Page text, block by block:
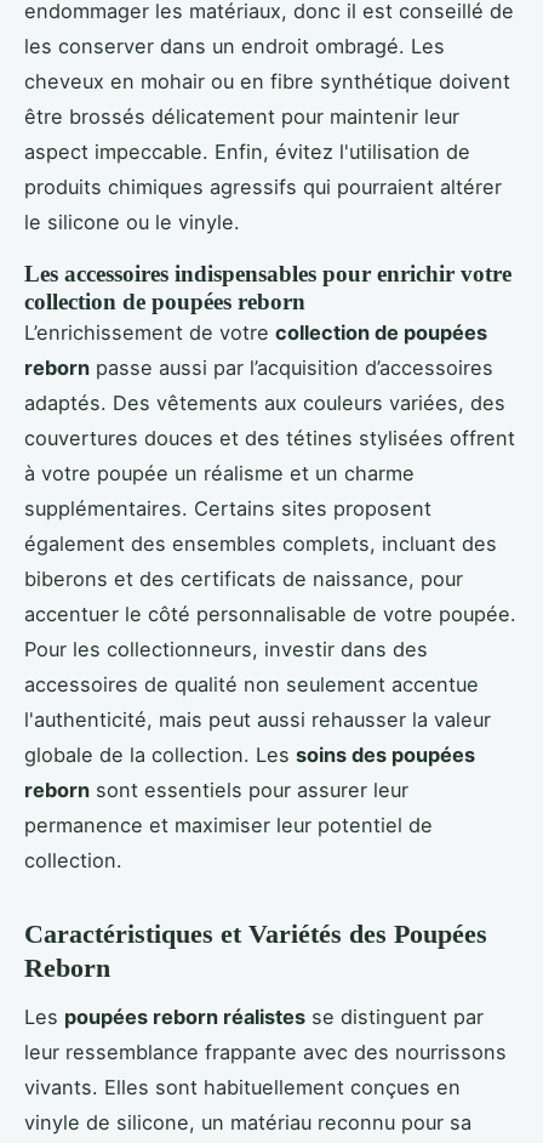
endommager les matériaux, donc il est conseillé de
les conserver dans un endroit ombragé. Les
cheveux en mohair ou en fibre synthétique doivent
être brossés délicatement pour maintenir leur
aspect impeccable. Enfin, évitez l'utilisation de
produits chimiques agressifs qui pourraient altérer
le silicone ou le vinyle.
Les accessoires indispensables pour enrichir votre
collection de poupées reborn
L’enrichissement de votre collection de poupées
reborn passe aussi par l’acquisition d’accessoires
adaptés. Des vêtements aux couleurs variées, des
couvertures douces et des tétines stylisées offrent
à votre poupée un réalisme et un charme
supplémentaires. Certains sites proposent
également des ensembles complets, incluant des
biberons et des certificats de naissance, pour
accentuer le côté personnalisable de votre poupée.
Pour les collectionneurs, investir dans des
accessoires de qualité non seulement accentue
l'authenticité, mais peut aussi rehausser la valeur
globale de la collection. Les soins des poupées
reborn sont essentiels pour assurer leur
permanence et maximiser leur potentiel de
collection.
Caractéristiques et Variétés des Poupées
Reborn
Les poupées reborn réalistes se distinguent par
leur ressemblance frappante avec des nourrissons
vivants. Elles sont habituellement conçues en
vinyle de silicone, un matériau reconnu pour sa